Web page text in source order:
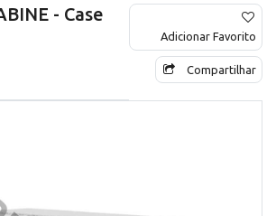
- Case
Adicionar Favorito
Compartilhar